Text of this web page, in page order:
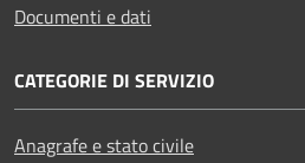
Documenti e dati
CATEGORIE DI SERVIZIO
Anagrafe e stato civile